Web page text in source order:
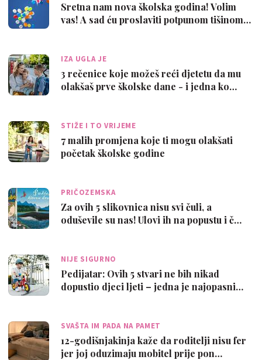
Sretna nam nova školska godina! Volim
vas! A sad ću proslaviti potpunom tišinom…
IZA UGLA JE
3 rečenice koje možeš reći djetetu da mu
olakšaš prve školske dane - i jedna ko…
STIŽE I TO VRIJEME
7 malih promjena koje ti mogu olakšati
početak školske godine
PRIČOZEMSKA
Za ovih 5 slikovnica nisu svi čuli, a
oduševile su nas! Ulovi ih na popustu i č…
NIJE SIGURNO
Pedijatar: Ovih 5 stvari ne bih nikad
dopustio djeci ljeti – jedna je najopasni…
SVAŠTA IM PADA NA PAMET
12-godišnjakinja kaže da roditelji nisu fer
jer joj oduzimaju mobitel prije pon…